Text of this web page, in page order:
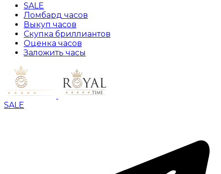
SALE
Ломбард часов
Выкуп часов
Скупка бриллиантов
Оценка часов
Заложить часы
SALE